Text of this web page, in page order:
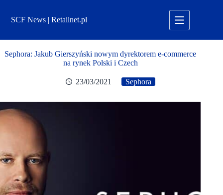
treściSCF News | Retailnet.pl
Sephora: Jakub Gierszyński nowym dyrektorem e-commerce
na rynek Polski i Czech
23/03/2021 Sephora